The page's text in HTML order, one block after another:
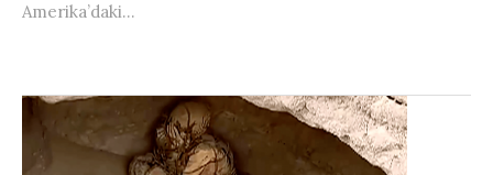
Amerika’daki...